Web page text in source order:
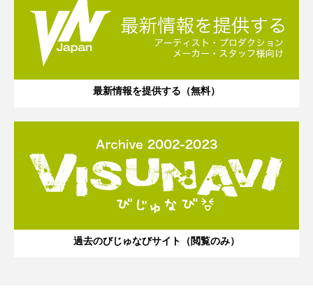
最新情報を提供する（無料）
過去のびじゅなびサイト（閲覧のみ）